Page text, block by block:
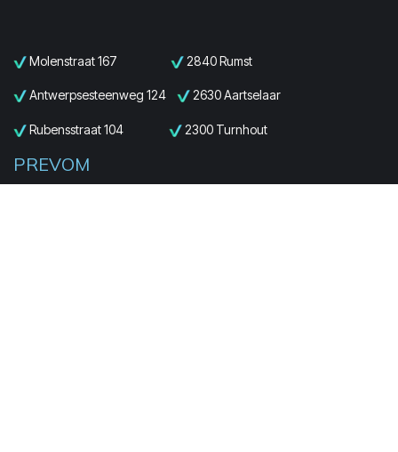
Molenstraat 167 2840 Rumst
Antwerpsesteenweg 124 2630 Aartselaar
Rubensstraat 104 2300 Turnhout
PREVOM